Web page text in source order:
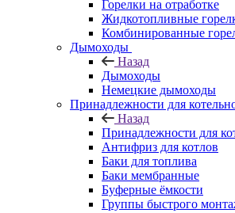
Горелки на отработке
Жидкотопливные
Комбинированные
Дымоходы
Назад
Дымоходы
Немецкие дымоходы
Принадлежности для
Назад
Принадлежности для
Антифриз для котлов
Баки для топлива
Баки мембранные
Буферные ёмкости
Группы быстрого